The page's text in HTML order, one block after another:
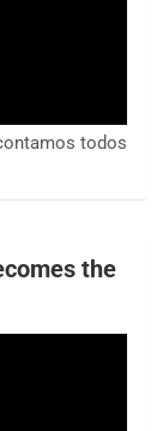
todos
the